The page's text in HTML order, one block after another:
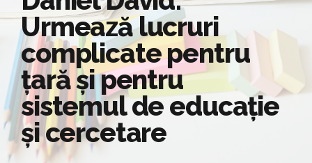
Urmează lucruri
complicate pentru
ţară şi pentru
sistemul de educaţie
şi cercetare